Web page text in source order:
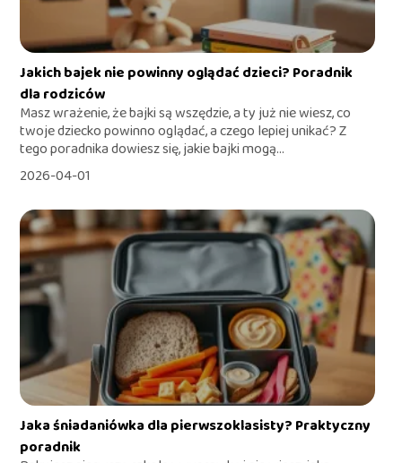
Jakich bajek nie powinny oglądać dzieci? Poradnik
dla rodziców
Masz wrażenie, że bajki są wszędzie, a ty już nie wiesz, co
twoje dziecko powinno oglądać, a czego lepiej unikać? Z
tego poradnika dowiesz się, jakie bajki mogą...
2026-04-01
Jaka śniadaniówka dla pierwszoklasisty? Praktyczny
poradnik